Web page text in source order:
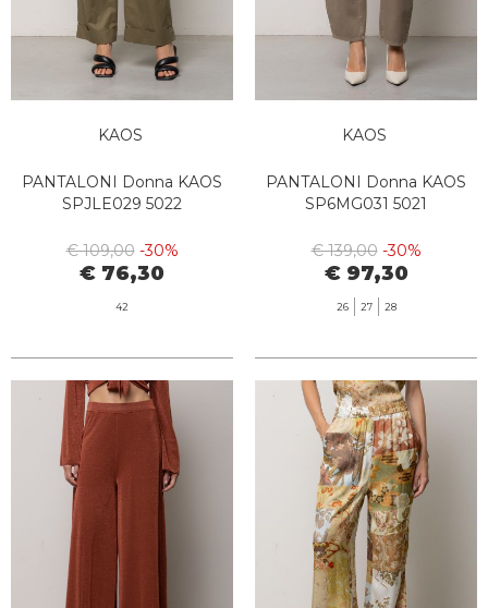
KAOS
PANTALONI Donna KAOS
SPJLE029 5022
€ 109,00 -30%
€ 76,30
42
KAOS
PANTALONI Donna KAOS
SP6MG031 5021
€ 139,00 -30%
€ 97,30
26 27 28